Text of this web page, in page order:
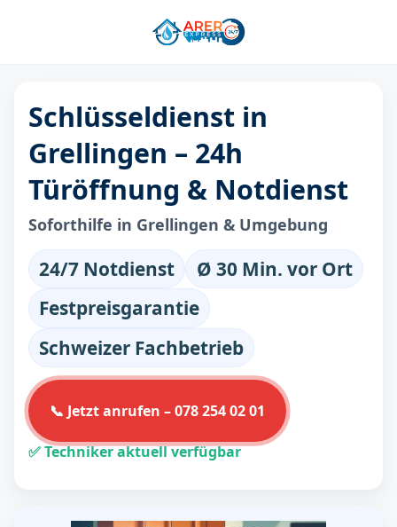
Schlüsseldienst in
Grellingen – 24h
Türöffnung & Notdienst
Soforthilfe in Grellingen & Umgebung
24/7 Notdienst
Ø 30 Min. vor Ort
Festpreisgarantie
Schweizer Fachbetrieb
📞 Jetzt anrufen – 078 254 02 01
✅ Techniker aktuell verfügbar